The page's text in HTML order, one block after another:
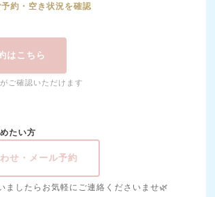
約・空き状況を確認
はこちら
ご確認いただけます
たい方
せ・メール予約
ましたらお気軽にご連絡くださいませ🌿